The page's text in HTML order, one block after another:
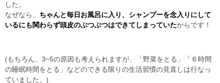
した。
なぜなら、 ちゃんと毎日お風呂に入り、シャンプーを念入りにして
いるにも関わらず頭皮のぶつぶつはできてしまっていたからです！
(もちろん、3~5の原因も考えられますが、「野菜をとる」「６時間
の睡眠時間をとる」などのできる限りの生活習慣の見直しは行なっ
ていました。)